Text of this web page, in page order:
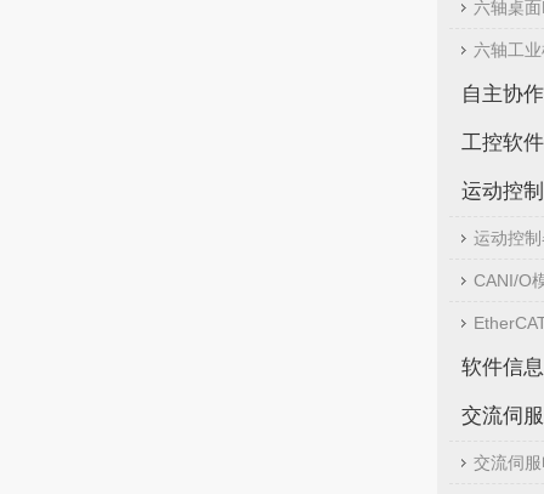
六轴桌
六轴工
自主协
工控软件
运动控制
运动控
CANI/O
软件信息
交流伺
交流伺